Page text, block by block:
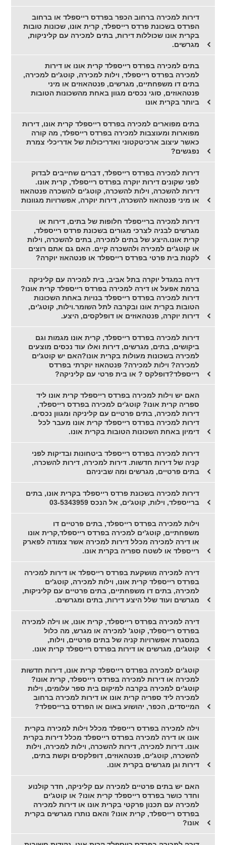
דירות למכירה ברחוב הכפר בפרדס רייספלד או ברחוב
הפרדס בשכונת פרדס רייספלד, קרית אונו, שכונות טובות
בקרית אונו שכוללות דירות, בתים למכירה עם קליניקות,
מגרשים.
בתים למכירה בפרדס רייספלד קרית אונו או דירות
למכירה בפרדס רייספלד, וילות למכירה, קוטג'ים למכירה,
בתים דו משפחתיים, מגרשים, פנטהאוזים או מיני
פנטהאוזים, סוגי נכסים מגוון באחת מהשכונות הטובות
ביותר בקרית אונו
בתים מפוארים למכירה בפרדס רייספלד קרית אונו, דירות
מפוארות ומעוצבות למכירה בפרדס רייספלד, מה קורה
כאשר עיצוב ארכיטקטוני ואדריכולות של אדריכלי צמרת
נפגשים?
דירות למכירה בפרדס רייספלד, דברים שחייבים לבדוק
לפני שקונים דירות יוקרה בפרדס רייספלד, קרית אונו.
דירות להשכרה, וילות להשכרה, קוטג'ים להשכרה פנטהאוז
או מיני פנטהאוז להשכרה, דירות יוקרה, אפשרויות מגוונות
דירות למכירה ברייספלד חלופות של בתים, דירות או
מגרשים לבניה לצרכי מגורים בשכונת פרדס רייספלד,
קרית אונו.היצע של בתים למכירה, בתים להשכרה, וילות
או קוטג'ים למכירה ולהשכרה קיים. האם גם אתם רוצים
לקנות בית פרטי בפרדס רייספלד או פנטהאוז יוקרה?
דירה במגדל יוקרה בתל אביב, בית למכירה עם קליניקה
ברמת אפעל או דירה למכירה בפרדס רייספלד קרית אונו?
דירות למכירה בפרדס רייספלד בנויות באחת השכונות
הטובות בקרית אונו ובקרבה לתל השומר.וילות, קוטג'ים,
דירות יוקרה, פנטהאוזים או דופלקסים, היצע.
דירות למכירה בפרדס רייספלד, קרית אונו מגמות וגם
ביקושים, בתים, מגרשים, דירות ואלו עוד נכסים מוצעים
למכירה בשכונות מעולות בקרית אונו?האם יש קוטג'ים
למכירה? וילות למכירה? פנטהאוז יוקרתי בפרדס
רייספלד?דופלקס ? או בית פרטי עם קליניקה?
האם יש וילות למכירה בפרדס רייספלד קרית אונו ליד
ספריה קרית אונו? קוטג'ים למכירה בפרדס רייספלד,
דירות למכירה, בתים פרטיים עם קליניקה ומגוון נכסים.
דירות למכירה בפרדס רייספלד קרית אונו מעבר לכל
דימיון באחת השכונות הטובות בקרית אונו.
דירות למכירה בפרדס רייספלד ביטחונות ובדיקות לפני
קניה של דירות חדשות. דירות למכירה, דירות להשכרה,
בתים פרטיים, מגרשים ומה שביניהם
דירות למכירה בשכונת פרדס רייספלד בקרית אונו, בתים
ברייספלד, וילות, קוטג'ים, אל הנכס 03-5343959
וילות למכירה בפרדס רייספלד, בתים פרטיים דו
משפחתיים, קוטג'ים למכירה בפרדס רייספלד,קרית אונו
או דירה למכירה מכלל דירות למכירה אשר צמודה לפארק
רייספלד או לשטח ספריה בקרית אונו.
דירה למכירה מושקעת בפרדס רייספלד או דירות למכירה
בפרדס רייספלד קרית אונו, וילות למכירה, קוטג'ים
למכירה, בתים דו משפחתיים, בתים פרטיים עם קליניקות,
מגרשים ועוד שלל היצע דירות, בתים ומגרשים.
דירה למכירה בפרדס רייספלד, קרית אונו, או וילה למכירה
בפרדס רייספלד, קוטג' למכירה או מגרש, מה כלול
במסגרת אפשרויות קניה של בתים פרטיים, וילות,
קוטג'ים, מגרשים או דירות בפרדס רייספלד קרית אונו.
קוטג'ים למכירה בפרדס רייספלד קרית אונו, דירות חדשות
למכירה או דירות למכירה בפרדס רייספלד, קרית אונו?
קוטג'ים למכירה בקרבה למיקום בית ספר עלומים, וילות
למכירה ליד ספריה קרית אונו או דירות למכירה ברחוב
המייסדים, הכפר, יהושוע באום או הפרדס ברייספלד?
וילה למכירה בפרדס רייספלד מכלל וילות למכירה בקרית
אונו או דירה למכירה בפרדס רייספלד מכלל דירות בקרית
אונו. דירות למכירה, דירות להשכרה, וילות למכירה, וילות
להשכרה, קוטג'ים, פנטהאוזים, דופלקסים וקשת בתים,
דירות וגן מגרשים בקרית אונו.
האם יש בתים פרטיים למכירה עם קליניקה, חדר קולנוע
וחדר כושר בפרדס רייספלד קרית אונו? או קוטג'ים
למכירה עם תכנון פרקטי בקרית אונו או דירות למכירה
בפרדס רייספלד, קרית אונו? והאם נותרו מגרשים בקרית
אונו?